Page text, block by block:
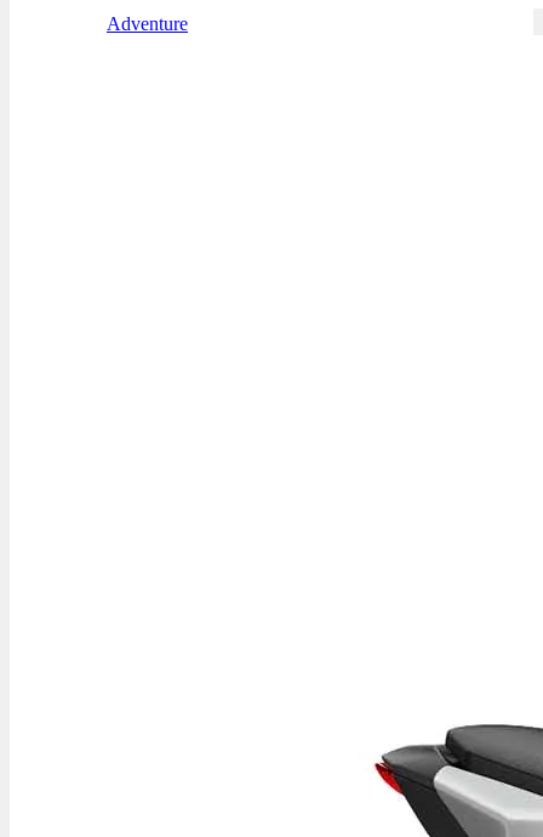
Adventure